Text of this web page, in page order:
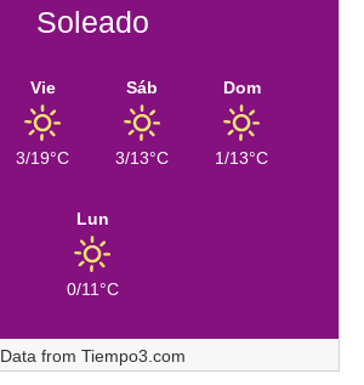
Soleado
Vie
3/19°C
Sáb
3/13°C
Dom
1/13°C
Lun
0/11°C
Data from Tiempo3.com